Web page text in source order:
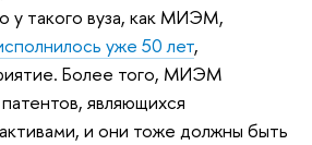
у такого вуза, как МИЭМ,
уже 50 лет,
Более того, МИЭМ
являющихся
и они тоже должны быть